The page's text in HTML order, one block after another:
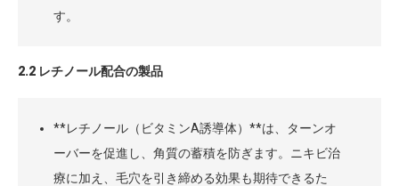
す。
2.2 レチノール配合の製品
**レチノール（ビタミンA誘導体）**は、ターンオ
ーバーを促進し、角質の蓄積を防ぎます。ニキビ治
療に加え、毛穴を引き締める効果も期待できるた